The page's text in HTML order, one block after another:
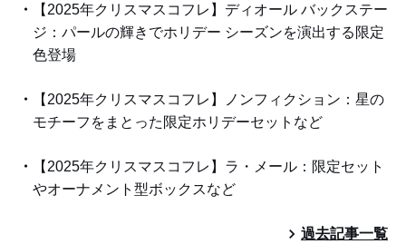
【2025年クリスマスコフレ】ディオール バックステー
ジ：パールの輝きでホリデー シーズンを演出する限定
色登場
【2025年クリスマスコフレ】ノンフィクション：星の
モチーフをまとった限定ホリデーセットなど
【2025年クリスマスコフレ】ラ・メール：限定セット
やオーナメント型ボックスなど
過去記事一覧